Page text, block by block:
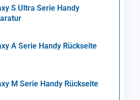
S Ultra Serie Handy
A Serie Handy Rückseite
M Serie Handy Rückseite